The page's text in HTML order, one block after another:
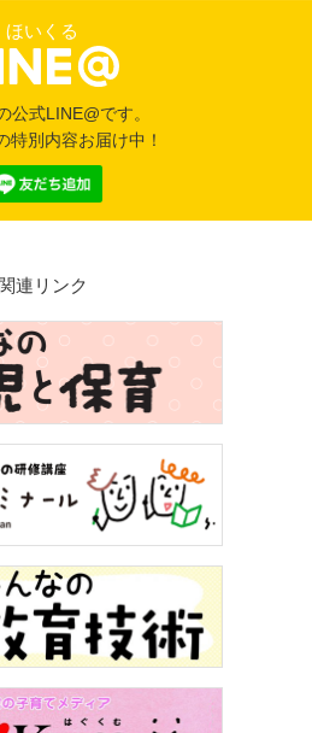
ほいくる
公式LINE@です。
特別内容お届け中！
関連リンク